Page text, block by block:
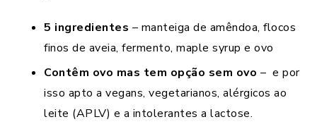
5 ingredientes – manteiga de amêndoa, flocos
finos de aveia, fermento, maple syrup e ovo
Contêm ovo mas tem opção sem ovo – e por
isso apto a vegans, vegetarianos, alérgicos ao
leite (APLV) e a intolerantes a lactose.